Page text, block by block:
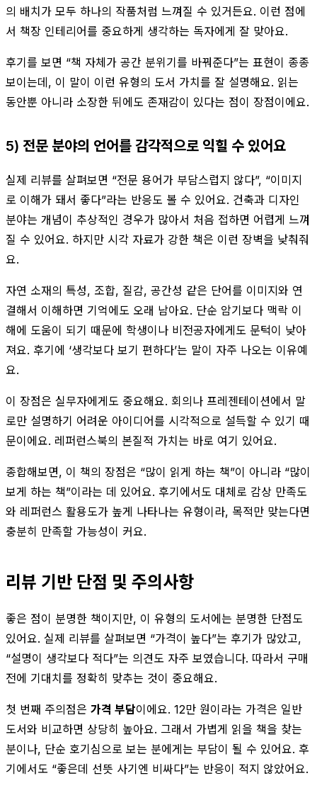
의 배치가 모두 하나의 작품처럼 느껴질 수 있거든요. 이런 점에
서 책장 인테리어를 중요하게 생각하는 독자에게 잘 맞아요.
후기를 보면 “책 자체가 공간 분위기를 바꿔준다”는 표현이 종종
보이는데, 이 말이 이런 유형의 도서 가치를 잘 설명해요. 읽는
동안뿐 아니라 소장한 뒤에도 존재감이 있다는 점이 장점이에요.
5) 전문 분야의 언어를 감각적으로 익힐 수 있어요
실제 리뷰를 살펴보면 “전문 용어가 부담스럽지 않다”, “이미지
로 이해가 돼서 좋다”라는 반응도 볼 수 있어요. 건축과 디자인
분야는 개념이 추상적인 경우가 많아서 처음 접하면 어렵게 느껴
질 수 있어요. 하지만 시각 자료가 강한 책은 이런 장벽을 낮춰줘
요.
자연 소재의 특성, 조합, 질감, 공간성 같은 단어를 이미지와 연
결해서 이해하면 기억에도 오래 남아요. 단순 암기보다 맥락 이
해에 도움이 되기 때문에 학생이나 비전공자에게도 문턱이 낮아
져요. 후기에 ‘생각보다 보기 편하다’는 말이 자주 나오는 이유예
요.
이 장점은 실무자에게도 중요해요. 회의나 프레젠테이션에서 말
로만 설명하기 어려운 아이디어를 시각적으로 설득할 수 있기 때
문이에요. 레퍼런스북의 본질적 가치는 바로 여기 있어요.
종합해보면, 이 책의 장점은 “많이 읽게 하는 책”이 아니라 “많이
보게 하는 책”이라는 데 있어요. 후기에서도 대체로 감상 만족도
와 레퍼런스 활용도가 높게 나타나는 유형이라, 목적만 맞는다면
충분히 만족할 가능성이 커요.
리뷰 기반 단점 및 주의사항
좋은 점이 분명한 책이지만, 이 유형의 도서에는 분명한 단점도
있어요. 실제 리뷰를 살펴보면 “가격이 높다”는 후기가 많았고,
“설명이 생각보다 적다”는 의견도 자주 보였습니다. 따라서 구매
전에 기대치를 정확히 맞추는 것이 중요해요.
첫 번째 주의점은 가격 부담이에요. 12만 원이라는 가격은 일반
도서와 비교하면 상당히 높아요. 그래서 가볍게 읽을 책을 찾는
분이나, 단순 호기심으로 보는 분에게는 부담이 될 수 있어요. 후
기에서도 “좋은데 선뜻 사기엔 비싸다”는 반응이 적지 않았어요.